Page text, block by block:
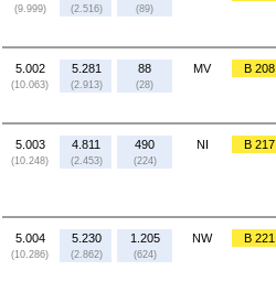
(9.999) (2.516) (89)
5.002
(10.063)
5.281
(2.913)
88
(28)
MV B 208
5.003
(10.248)
4.811
(2.453)
490
(224)
NI B 217
5.004
(10.286)
5.230
(2.862)
1.205
(624)
NW B 221